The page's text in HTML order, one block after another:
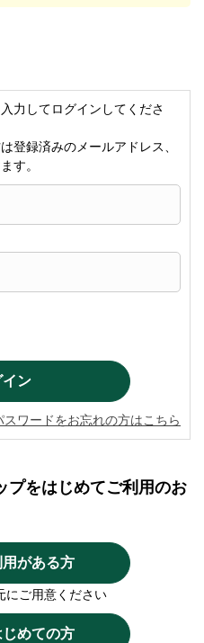
力してログインしてくださ
登録済みのメールアドレス、
す。
スワードをお忘れの方はこちら
プをはじめてご利用のお
がある方
ご用意ください
めての方